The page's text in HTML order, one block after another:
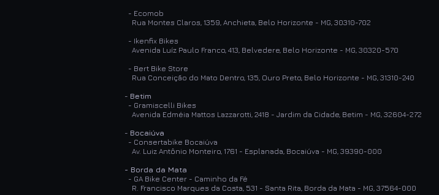
- Ecomob
Rua Montes Claros, 1359, Anchieta, Belo Horizonte - MG, 30310-702
- Ikenfix Bikes
Avenida Luíz Paulo Franco, 413, Belvedere, Belo Horizonte - MG, 30320-570
- Bert Bike Store
Rua Conceição do Mato Dentro, 135, Ouro Preto, Belo Horizonte - MG, 31310-240
- Betim
- Gramiscelli Bikes
Avenida Edméia Mattos Lazzarotti, 2418 - Jardim da Cidade, Betim - MG, 32604-272
- Bocaiúva
- Consertabike Bocaiúva
Av. Luiz Antônio Monteiro, 1761 - Esplanada, Bocaiúva - MG, 39390-000
- Borda da Mata
- GA Bike Center - Caminho da Fé
R. Francisco Marques da Costa, 531 - Santa Rita, Borda da Mata - MG, 37564-000